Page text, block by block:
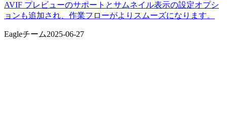
AVIF プレビューのサポートとサムネイル表示の設定オプシ
ョンも追加され、作業フローがよりスムーズになります。
Eagleチーム2025-06-27